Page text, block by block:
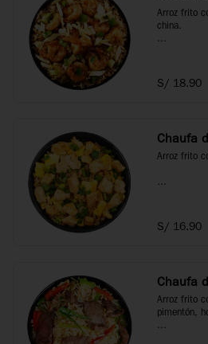
Arroz frito
china.
S/ 18.90
Chaufa
Arroz frito
S/ 16.90
Chaufa
Arroz frito
pimentón,